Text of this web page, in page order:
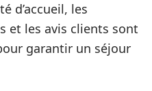
d’accueil, les
et les avis clients sont
garantir un séjour